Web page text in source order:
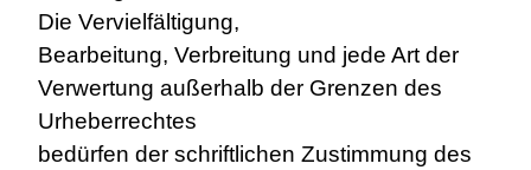
Die Vervielfältigung,
Bearbeitung, Verbreitung und jede Art der
Verwertung außerhalb der Grenzen des
Urheberrechtes
bedürfen der schriftlichen Zustimmung des